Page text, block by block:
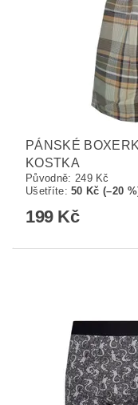
PÁNSKÉ
KOSTKA
Původně: 249 Kč
Ušetříte:50 Kč (–20
199 Kč